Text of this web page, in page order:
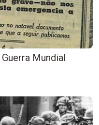
Mundial